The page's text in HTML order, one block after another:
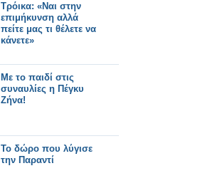
Τρόικα: «Ναι στην
επιμήκυνση αλλά
πείτε μας τι θέλετε να
κάνετε»
Με το παιδί στις
συναυλίες η Πέγκυ
Ζήνα!
Το δώρο που λύγισε
την Παραντί